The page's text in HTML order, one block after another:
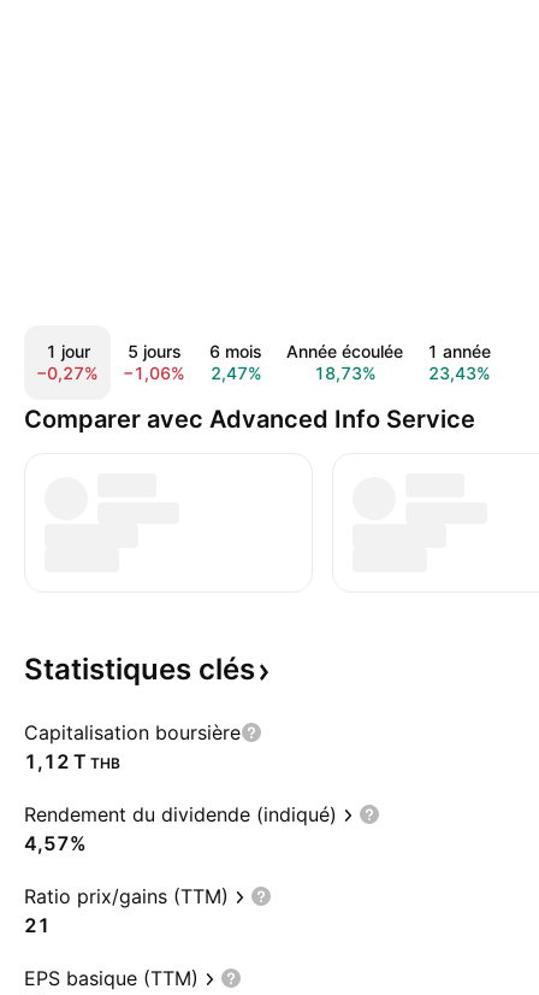
1 jour
−0,27%
5 jours
−1,06%
6 mois
2,47%
Année écoulée
18,73%
1 année
23,43%
Comparer avec Advanced Info Service
Statistiques clés
Capitalisation boursière
‪1,12 T‬ THB
Rendement du dividende (indiqué)
4,57%
Ratio prix/gains (TTM)
21
EPS basique (TTM)